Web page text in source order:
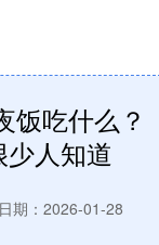
饭吃什么？
人知道
日期：2026-01-28